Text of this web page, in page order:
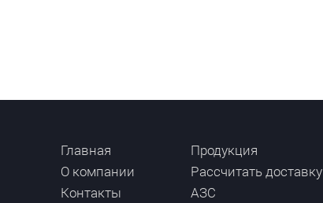
Главная
О компании
Контакты
Продукция
Рассчитать доставку
АЗС